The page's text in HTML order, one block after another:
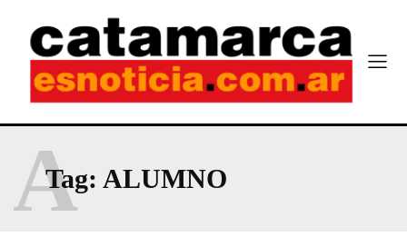
Tag: ALUMNO
A